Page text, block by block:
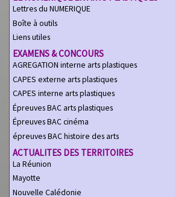
Lettres du NUMERIQUE
Boîte à outils
Liens utiles
EXAMENS & CONCOURS
AGREGATION interne arts plastiques
CAPES externe arts plastiques
CAPES interne arts plastiques
Épreuves BAC arts plastiques
Épreuves BAC cinéma
épreuves BAC histoire des arts
ACTUALITES DES TERRITOIRES
La Réunion
Mayotte
Nouvelle Calédonie